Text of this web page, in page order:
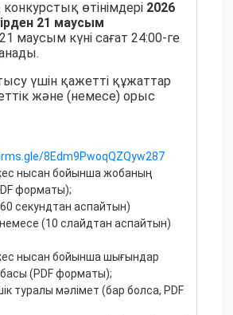
конкурстық өтінімдері 2026
21 маусым
маусым күні сағат 24:00-ге
үшін қажетті құжаттар
және (немесе) орыс
8Edm9PwoqQZQyw287
нысан бойынша жобаның
форматы);
секундтан аспайтын)
(10 слайдтан аспайтын)
нысан бойынша шығындар
(PDF форматы);
туралы мәлімет (бар болса, PDF